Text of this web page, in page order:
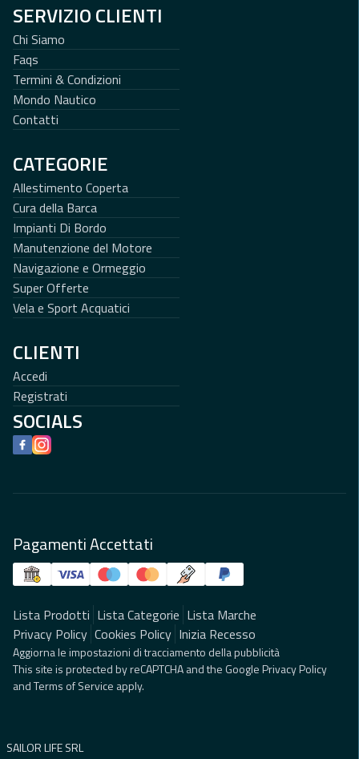
SERVIZIO CLIENTI
Chi Siamo
Faqs
Termini & Condizioni
Mondo Nautico
Contatti
CATEGORIE
Allestimento Coperta
Cura della Barca
Impianti Di Bordo
Manutenzione del Motore
Navigazione e Ormeggio
Super Offerte
Vela e Sport Acquatici
CLIENTI
Accedi
Registrati
SOCIALS
Facebook
Instagram
Pagamenti Accettati
Lista Prodotti Lista Categorie Lista Marche
Privacy Policy Cookies Policy Inizia Recesso
Aggiorna le impostazioni di tracciamento della pubblicità
This site is protected by reCAPTCHA and the GooglePrivacy Policy
andTerms of Service apply.
SAILOR LIFE SRL